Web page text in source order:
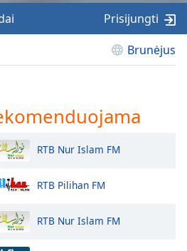
Brunėjus
Prisijungti
RTB Nur Islam FM
RTB Pilihan FM
RTB Nur Islam FM